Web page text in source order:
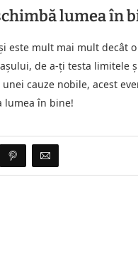
lumea în
este mult mai mult decât
de a-ți testa limitele
cauze nobile, acest
lumea în bine!